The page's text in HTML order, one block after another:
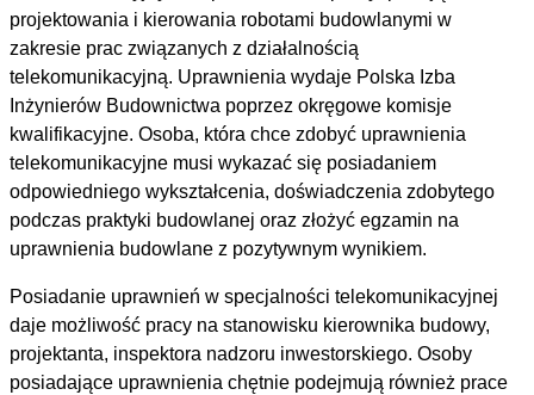
projektowania i kierowania robotami budowlanymi w
zakresie prac związanych z działalnością
telekomunikacyjną. Uprawnienia wydaje Polska Izba
Inżynierów Budownictwa poprzez okręgowe komisje
kwalifikacyjne. Osoba, która chce zdobyć uprawnienia
telekomunikacyjne musi wykazać się posiadaniem
odpowiedniego wykształcenia, doświadczenia zdobytego
podczas praktyki budowlanej oraz złożyć egzamin na
uprawnienia budowlane z pozytywnym wynikiem.
Posiadanie uprawnień w specjalności telekomunikacyjnej
daje możliwość pracy na stanowisku kierownika budowy,
projektanta, inspektora nadzoru inwestorskiego. Osoby
posiadające uprawnienia chętnie podejmują również prace